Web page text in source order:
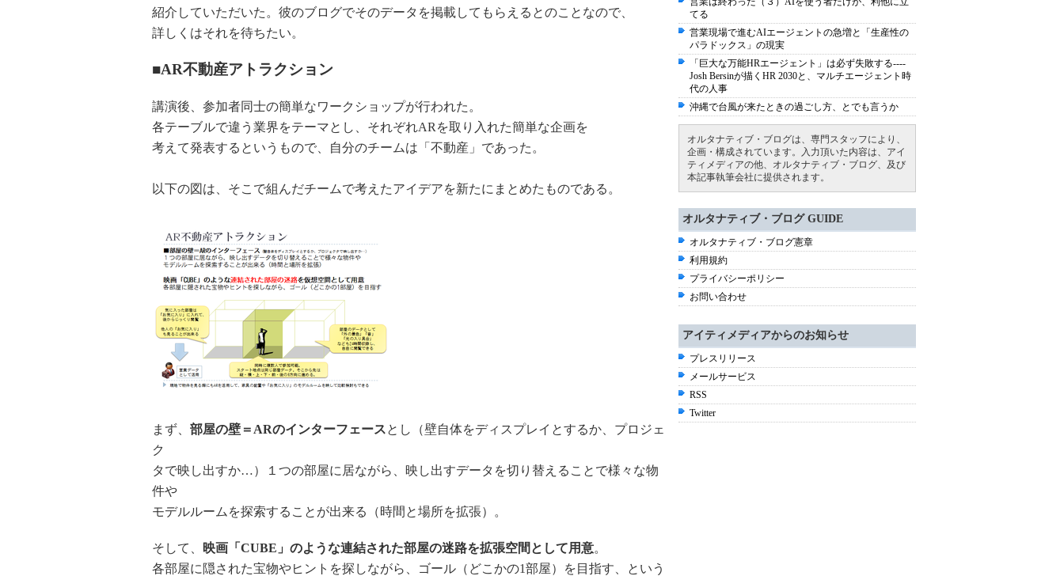
紹介していただいた。彼のブログでそのデータを掲載してもらえるとのことなので、
詳しくはそれを待ちたい。
■AR不動産アトラクション
講演後、参加者同士の簡単なワークショップが行われた。
各テーブルで違う業界をテーマとし、それぞれARを取り入れた簡単な企画を
考えて発表するというもので、自分のチームは「不動産」であった。
以下の図は、そこで組んだチームで考えたアイデアを新たにまとめたものである。
まず、 部屋の壁＝ARのインターフェースとし（壁自体をディスプレイとするか、プロジェ
ク
タで映し出すか…）１つの部屋に居ながら、映し出すデータを切り替えることで様々な物
件や
モデルルームを探索することが出来る（時間と場所を拡張）。
そして、 映画「CUBE」のような連結された部屋の迷路を拡張空間として用意。
各部屋に隠された宝物やヒントを探しながら、ゴール（どこかの1部屋）を目指す、という
てる
営業現場で進むAIエージェントの急増と「生産性の
パラドックス」の現実
「巨大な万能HRエージェント」は必ず失敗する----
Josh Bersinが描くHR 2030と、マルチエージェント時
代の人事
沖縄で台風が来たときの過ごし方、とでも言うか
オルタナティブ・ブログは、専門スタッフにより、
企画・構成されています。入力頂いた内容は、アイ
ティメディアの他、オルタナティブ・ブログ、及び
本記事執筆会社に提供されます。
オルタナティブ・ブログ GUIDE
オルタナティブ・ブログ憲章
利用規約
プライバシーポリシー
お問い合わせ
アイティメディアからのお知らせ
プレスリリース
メールサービス
RSS
Twitter